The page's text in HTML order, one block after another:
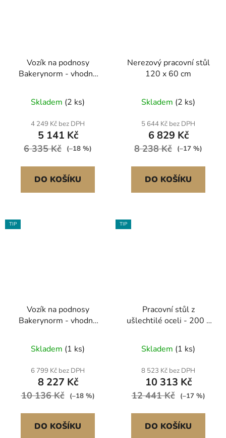
Vozík na podnosy
Bakerynorm - vhodný
40 cm
Skladem (2 ks)
4 249 Kč bez DPH
5 141 Kč
6 335 Kč (–18 %)
DO KOŠÍKU
Nerezový pracovní stůl
120 x 60 cm
Skladem (2 ks)
5 644 Kč bez DPH
6 829 Kč
8 238 Kč (–17 %)
DO KOŠÍKU
TIP
Vozík na podnosy
Bakerynorm - vhodný
40 cm
Skladem (1 ks)
6 799 Kč bez DPH
8 227 Kč
10 136 Kč (–18 %)
DO KOŠÍKU
TIP
Pracovní stůl z
ušlechtilé oceli - 200 x
Skladem (1 ks)
8 523 Kč bez DPH
10 313 Kč
12 441 Kč (–17 %)
DO KOŠÍKU